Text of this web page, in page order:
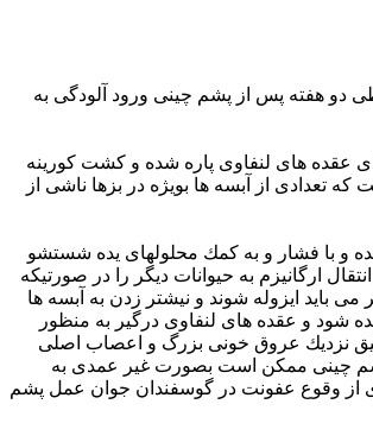
گوسفند در مایعات آلوده طی دو هفته پس از پشم چینی ورود آلودگی به
عقده های لنفاوی پاره شده و كشت كورینه
تعدادی از آبسه ها بویژه در بزها ناشی از
شده و با فشار و به كمك محلولهای یده شستشو
ارگانیزم به حیوانات دیگر را در صورتیكه
باید ایزوله شوند و نیشتر زدن به آبسه ها
شود و عقده های لنفاوی درگیر به منظور
نزدیك عروق خونی بزرگ و اعصاب اصلی
پشم چینی ممكن است بصورت غیر عمدی به
از وقوع عفونت در گوسفندان جوان عمل پشم